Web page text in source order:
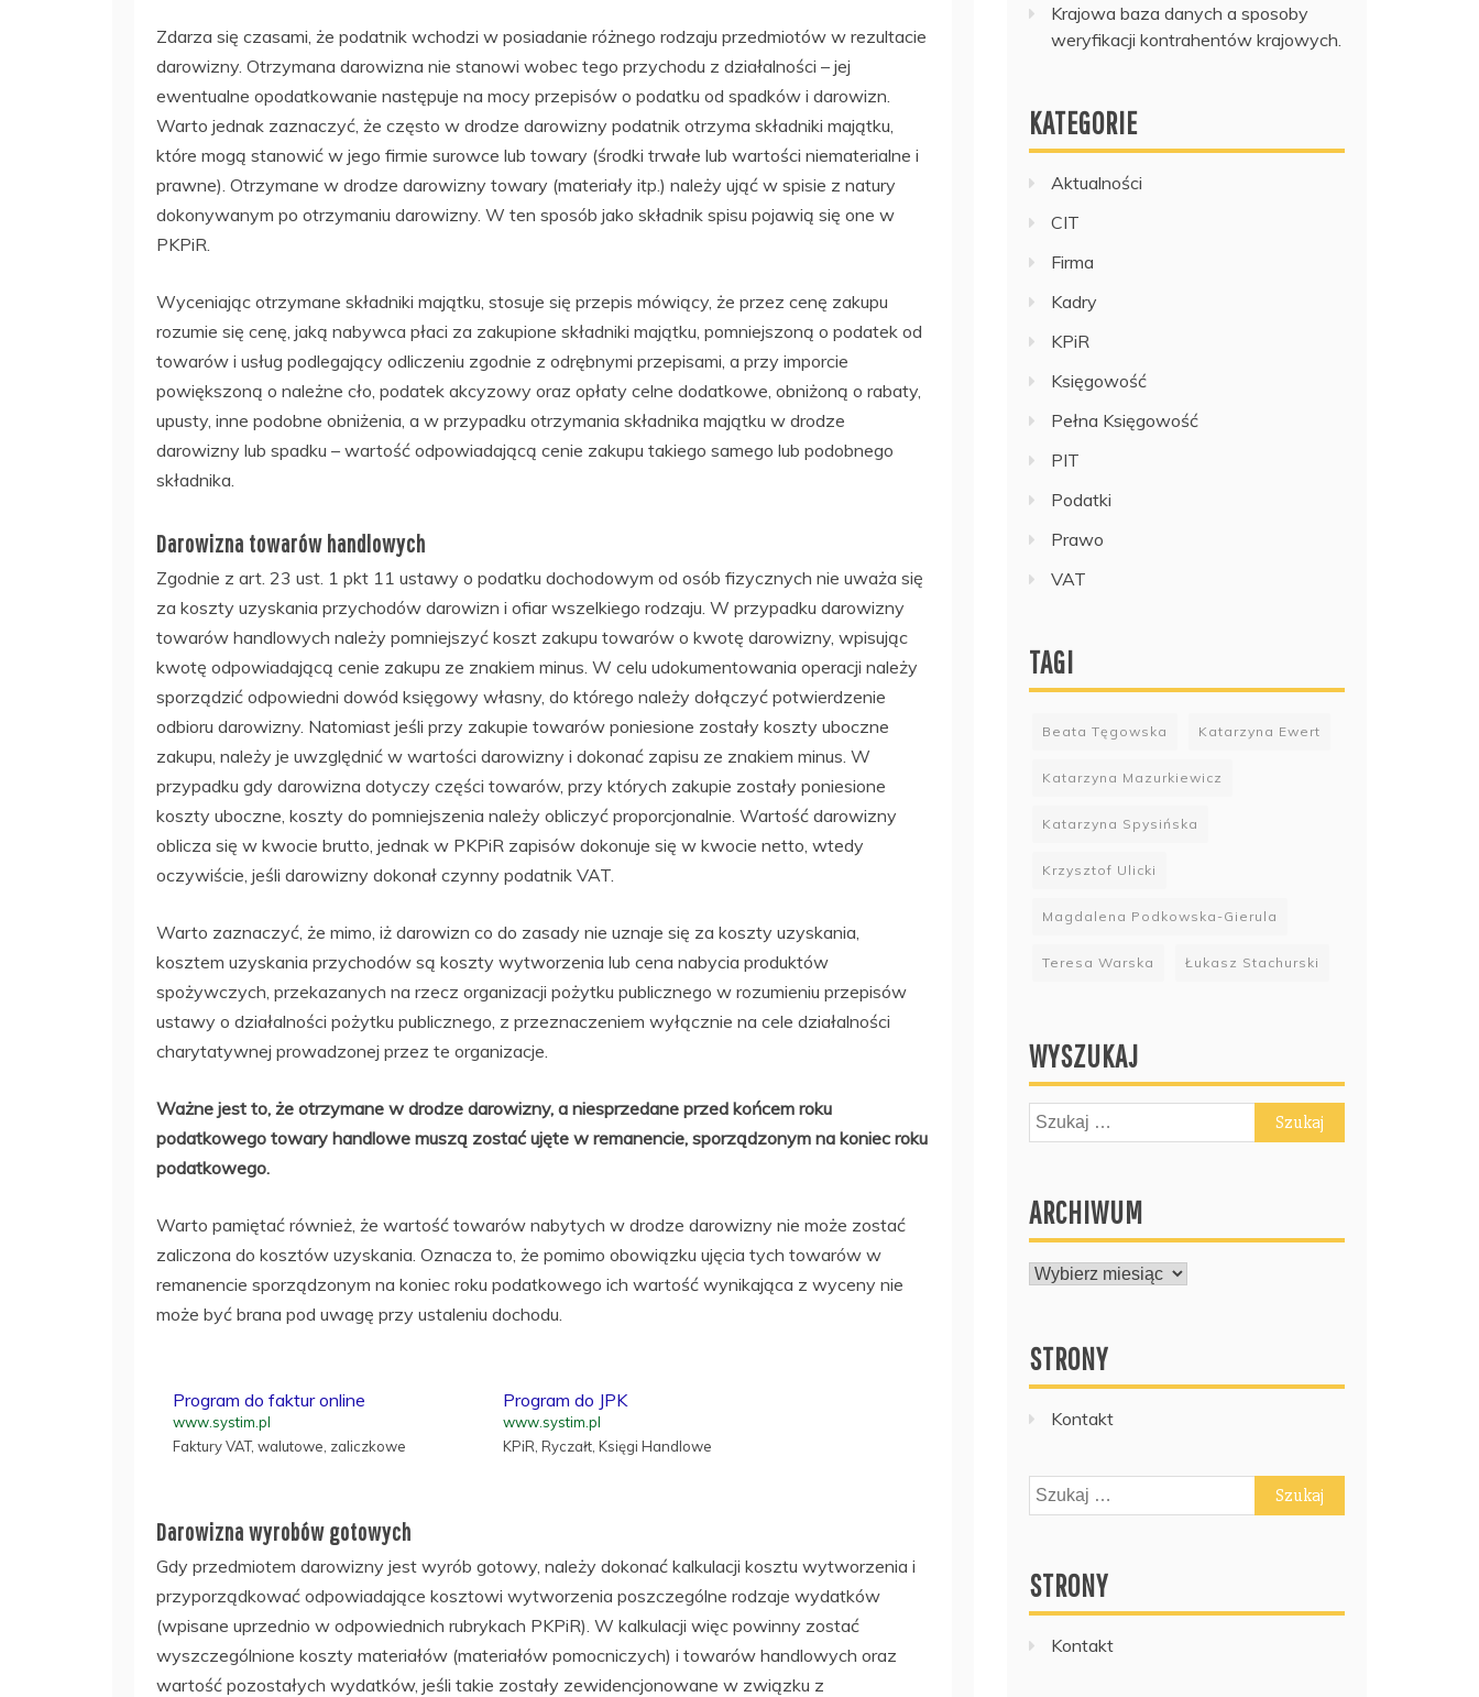
Zdarza się czasami, że podatnik wchodzi w posiadanie różnego rodzaju przedmiotów w rezultacie
darowizny. Otrzymana darowizna nie stanowi wobec tego przychodu z działalności – jej
ewentualne opodatkowanie następuje na mocy przepisów o podatku od spadków i darowizn.
Warto jednak zaznaczyć, że często w drodze darowizny podatnik otrzyma składniki majątku,
które mogą stanowić w jego firmie surowce lub towary (środki trwałe lub wartości niematerialne i
prawne). Otrzymane w drodze darowizny towary (materiały itp.) należy ująć w spisie z natury
dokonywanym po otrzymaniu darowizny. W ten sposób jako składnik spisu pojawią się one w
PKPiR.
Wyceniając otrzymane składniki majątku, stosuje się przepis mówiący, że przez cenę zakupu
rozumie się cenę, jaką nabywca płaci za zakupione składniki majątku, pomniejszoną o podatek od
towarów i usług podlegający odliczeniu zgodnie z odrębnymi przepisami, a przy imporcie
powiększoną o należne cło, podatek akcyzowy oraz opłaty celne dodatkowe, obniżoną o rabaty,
upusty, inne podobne obniżenia, a w przypadku otrzymania składnika majątku w drodze
darowizny lub spadku – wartość odpowiadającą cenie zakupu takiego samego lub podobnego
składnika.
Darowizna towarów handlowych
Zgodnie z art. 23 ust. 1 pkt 11 ustawy o podatku dochodowym od osób fizycznych nie uważa się
za koszty uzyskania przychodów darowizn i ofiar wszelkiego rodzaju. W przypadku darowizny
towarów handlowych należy pomniejszyć koszt zakupu towarów o kwotę darowizny, wpisując
kwotę odpowiadającą cenie zakupu ze znakiem minus. W celu udokumentowania operacji należy
sporządzić odpowiedni dowód księgowy własny, do którego należy dołączyć potwierdzenie
odbioru darowizny. Natomiast jeśli przy zakupie towarów poniesione zostały koszty uboczne
zakupu, należy je uwzględnić w wartości darowizny i dokonać zapisu ze znakiem minus. W
przypadku gdy darowizna dotyczy części towarów, przy których zakupie zostały poniesione
koszty uboczne, koszty do pomniejszenia należy obliczyć proporcjonalnie. Wartość darowizny
oblicza się w kwocie brutto, jednak w PKPiR zapisów dokonuje się w kwocie netto, wtedy
oczywiście, jeśli darowizny dokonał czynny podatnik VAT.
Warto zaznaczyć, że mimo, iż darowizn co do zasady nie uznaje się za koszty uzyskania,
kosztem uzyskania przychodów są koszty wytworzenia lub cena nabycia produktów
spożywczych, przekazanych na rzecz organizacji pożytku publicznego w rozumieniu przepisów
ustawy o działalności pożytku publicznego, z przeznaczeniem wyłącznie na cele działalności
charytatywnej prowadzonej przez te organizacje.
Ważne jest to, że otrzymane w drodze darowizny, a niesprzedane przed końcem roku
podatkowego towary handlowe muszą zostać ujęte w remanencie, sporządzonym na koniec roku
podatkowego.
Warto pamiętać również, że wartość towarów nabytych w drodze darowizny nie może zostać
zaliczona do kosztów uzyskania. Oznacza to, że pomimo obowiązku ujęcia tych towarów w
remanencie sporządzonym na koniec roku podatkowego ich wartość wynikająca z wyceny nie
może być brana pod uwagę przy ustaleniu dochodu.
Program do faktur online
www.systim.pl
Faktury VAT, walutowe, zaliczkowe
Program do JPK
www.systim.pl
KPiR, Ryczałt, Księgi Handlowe
Darowizna wyrobów gotowych
Gdy przedmiotem darowizny jest wyrób gotowy, należy dokonać kalkulacji kosztu wytworzenia i
przyporządkować odpowiadające kosztowi wytworzenia poszczególne rodzaje wydatków
(wpisane uprzednio w odpowiednich rubrykach PKPiR). W kalkulacji więc powinny zostać
wyszczególnione koszty materiałów (materiałów pomocniczych) i towarów handlowych oraz
wartość pozostałych wydatków, jeśli takie zostały zewidencjonowane w związku z
Krajowa baza danych a sposoby
weryfikacji kontrahentów krajowych.
KATEGORIE
Aktualności
CIT
Firma
Kadry
KPiR
Księgowość
Pełna Księgowość
PIT
Podatki
Prawo
VAT
TAGI
Beata Tęgowska Katarzyna Ewert
Katarzyna Mazurkiewicz
Katarzyna Spysińska
Krzysztof Ulicki
Magdalena Podkowska-Gierula
Teresa Warska Łukasz Stachurski
WYSZUKAJ
Szukaj:
ARCHIWUM
ARCHIWUM
STRONY
Kontakt
Szukaj:
STRONY
Kontakt